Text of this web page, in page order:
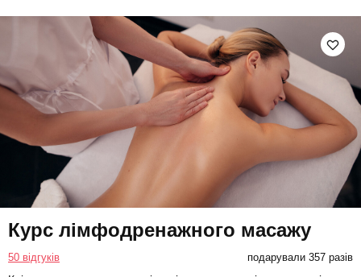
Курс лімфодренажного масажу
50 відгуків подарували 357 разів